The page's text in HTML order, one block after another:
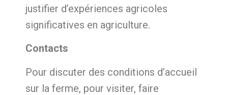
justifier d’expériences agricoles
significatives en agriculture.
Contacts
Pour discuter des conditions d’accueil
sur la ferme, pour visiter, faire